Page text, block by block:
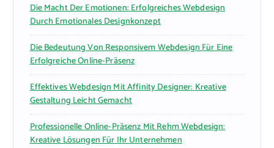
Die Macht Der Emotionen: Erfolgreiches Webdesign
Durch Emotionales Designkonzept
Die Bedeutung Von Responsivem Webdesign Für Eine
Erfolgreiche Online-Präsenz
Effektives Webdesign Mit Affinity Designer: Kreative
Gestaltung Leicht Gemacht
Professionelle Online-Präsenz Mit Rehm Webdesign:
Kreative Lösungen Für Ihr Unternehmen